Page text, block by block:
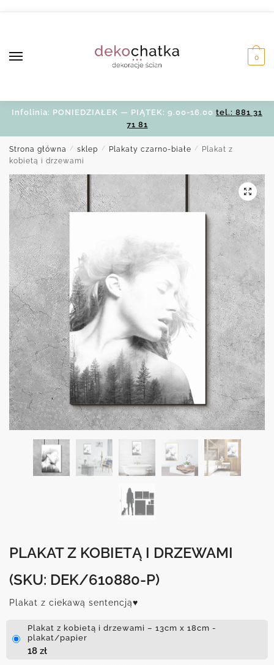
0
Infolinia: PONIEDZIAŁEK — PIĄTEK: 9.00-16.00 tel.: 881 31
71 81
Strona główna / sklep / Plakaty czarno-białe /
Plakat z
kobietą i drzewami
PLAKAT Z KOBIETĄ I DRZEWAMI
(SKU: DEK/610880-P)
Plakat z ciekawą sentencją♥
Plakat z kobietą i drzewami – 13cm x 18cm -
plakat/papier
18 zł